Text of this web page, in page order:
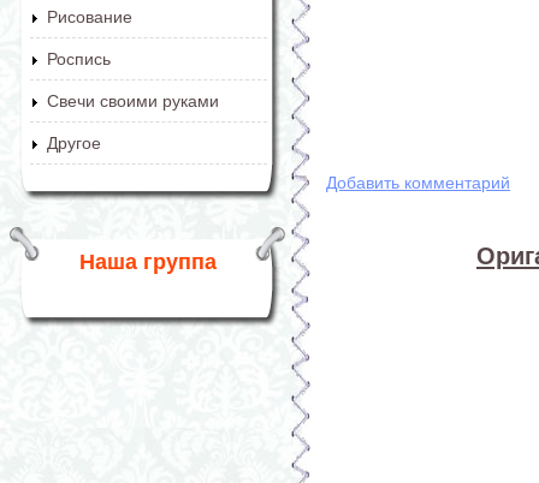
Рисование
Роспись
Свечи своими руками
Другое
Наша группа
Добавить комментарий